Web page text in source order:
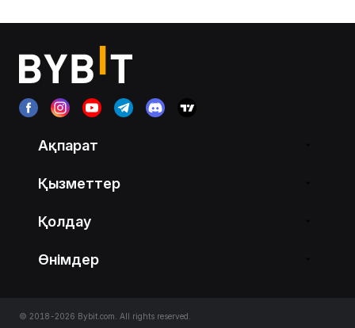
Ақпарат
Қызметтер
Қолдау
Өнімдер
© 2018-2026 Bybit.com. All rights reserved.